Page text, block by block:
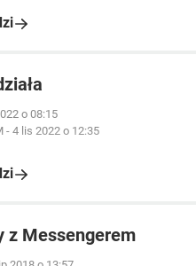
o 08:15
- 4 lis 2022 o 12:35
z Messengerem